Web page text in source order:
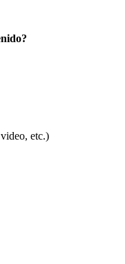
etc.)